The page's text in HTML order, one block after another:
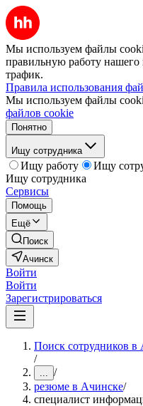
Мы используем файлы
правильную работу нашего
трафик.
Правила использования
Мы используем файлы
файлов cookie
Понятно
Ищу сотрудника
Ищу работу
Ищу
Ищу сотрудника
Сервисы
Помощь
Ещё
Поиск
Ачинск
Войти
Войти
Зарегистрироваться
Поиск сотрудников в
/
... /
резюме в Ачинске/
специалист